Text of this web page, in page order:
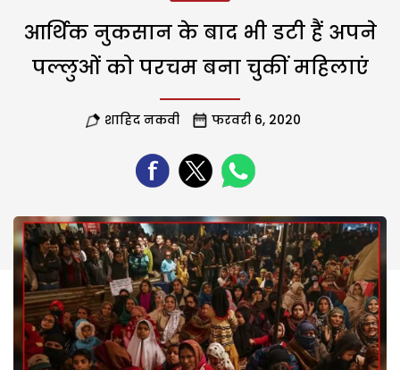
आर्थिक नुकसान के बाद भी डटी हैं अपने
पल्लुओं को परचम बना चुकीं महिलाएं
शाहिद नकवी फरवरी 6, 2020